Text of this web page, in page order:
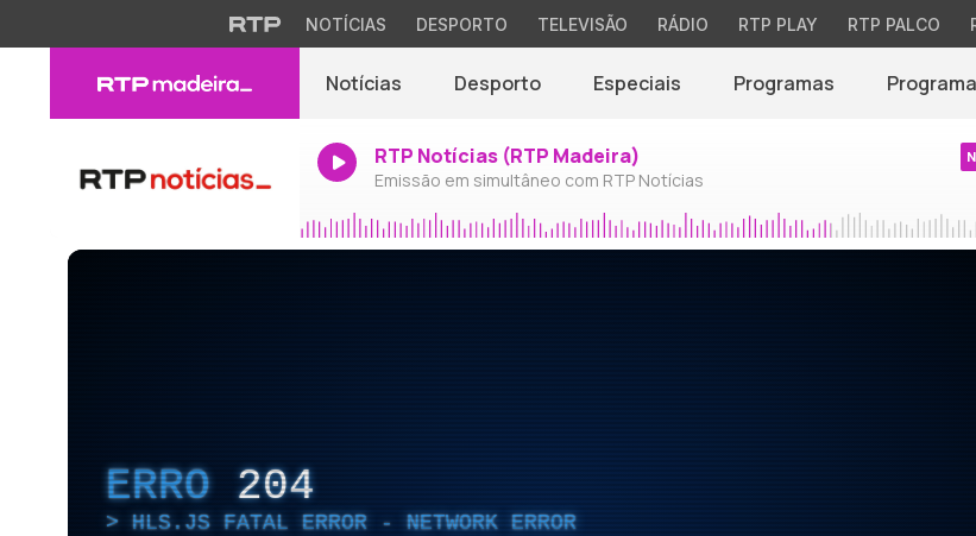
NOTÍCIAS DESPORTO TELEVISÃO RÁDIO RTP PLAY RTP PALCO
Notícias Desporto Especiais Programas
RTP Notícias (RTP Madeira)
Emissão em simultâneo com RTP Notícias
ERRO 204
HLS.JS FATAL ERROR - NETWORK ERROR